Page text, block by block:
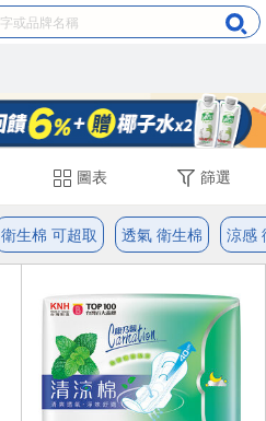
圖表 篩選
衛生棉 可超取 透氣 衛生棉 涼感